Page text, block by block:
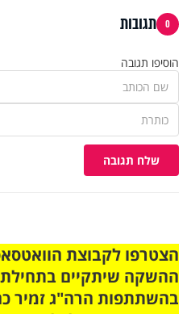
0 תגובות
הוסיפו תגובה
שלח תגובה
ההשקה שיתקיים
בהשתתפות הרה"ג זמיר